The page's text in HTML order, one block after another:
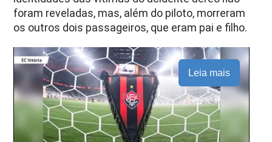
foram reveladas, mas, além do piloto, morreram
os outros dois passageiros, que eram pai e filho.
Leia mais